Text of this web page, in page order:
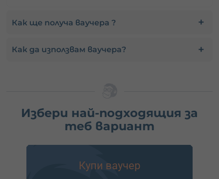
Как ще получа ваучера ?
Как да използвам ваучера?
Избери най-подходящия за
теб вариант
Купи ваучер